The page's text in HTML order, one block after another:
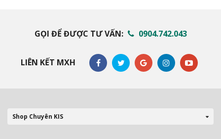
GỌI ĐỂ ĐƯỢC TƯ VẤN: 0904.742.043
LIÊN KẾT MXH
Shop Chuyên KIS